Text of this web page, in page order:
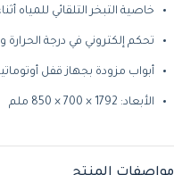
خاصية التبخر التلقائي للمياه
تحكم إلكتروني في درجة
أبواب مزودة بجهاز قفل
الأبعاد: 1792 × 700 × 850 ملم